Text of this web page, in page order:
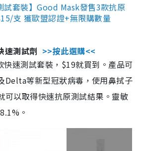
試套裝】Good Mask發售3款抗原
支 獲歐盟認證+無限購數量
速測試劑 >>按此選購<<
快速測試套裝，$19就買到。產品可
Delta等新型冠狀病毒，使用鼻拭子
可以取得快速抗原測試結果。靈敏
。